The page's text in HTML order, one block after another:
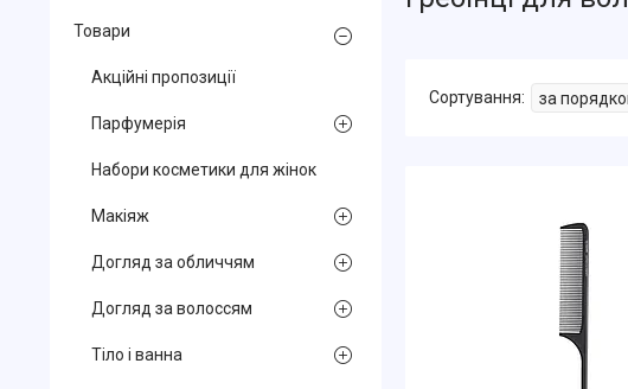
Товари
Акційні пропозиції
Парфумерія
Набори косметики для жінок
Макіяж
Догляд за обличчям
Догляд за волоссям
Тіло і ванна